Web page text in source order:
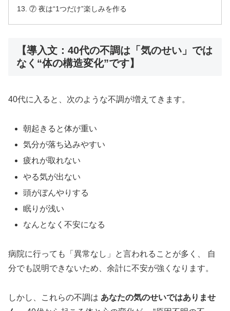
⑦ 夜は“1つだけ”楽しみを作る
【導入文：40代の不調は「気のせい」では
なく“体の構造変化”です】
40代に入ると、次のような不調が増えてきます。
朝起きると体が重い
気分が落ち込みやすい
疲れが取れない
やる気が出ない
頭がぼんやりする
眠りが浅い
なんとなく不安になる
病院に行っても「異常なし」と言われることが多く、 自
分でも説明できないため、余計に不安が強くなります。
しかし、これらの不調は あなたの気のせいではありませ